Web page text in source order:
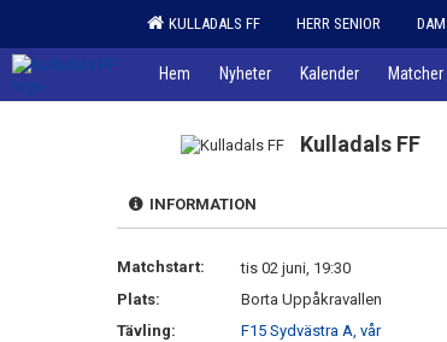
KULLADALS FF HERR SENIOR
Hem Nyheter Kalender Matcher
Kulladals FF
INFORMATION
Matchstart:
tis 02 juni, 19:30
Plats:
Borta Uppåkravallen
Tävling:
F15 Sydvästra A, vår